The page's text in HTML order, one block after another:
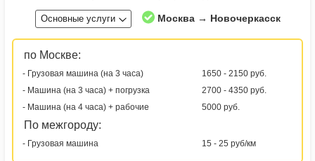
Основные услуги Москва → Новочеркасск
по Москве:
- Грузовая машина (на 3 часа)
1650 - 2150 руб.
- Машина (на 3 часа) + погрузка
2700 - 4350 руб.
- Машина (на 4 часа) + рабочие
5000 руб.
По межгороду:
- Грузовая машина 15 - 25 руб/км